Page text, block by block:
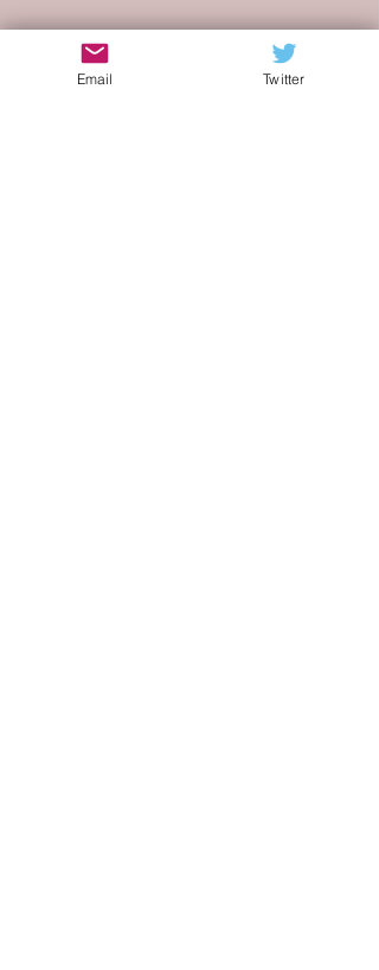
Post recenti Mostra tutti
Email Twitter